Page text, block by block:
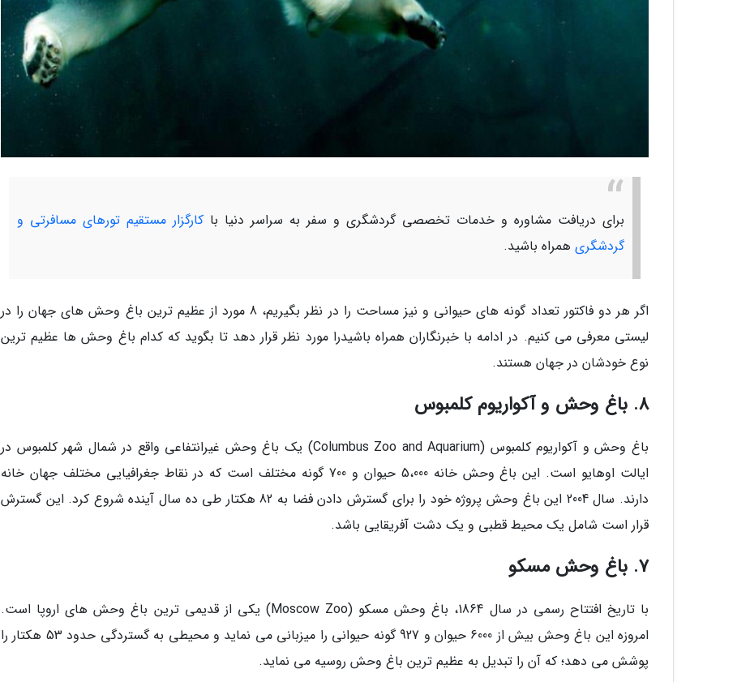
برای دریافت مشاوره و خدمات تخصصی گردشگری و سفر به سراسر دنیا با کارگزار مستقیم تورهای مسافرتی و
گردشگری همراه باشید.
اگر هر دو فاکتور تعداد گونه های حیوانی و نیز مساحت را در نظر بگیریم، 8 مورد از عظیم ترین باغ وحش های جهان را در
لیستی معرفی می کنیم. در ادامه با خبرنگاران همراه باشیدرا مورد نظر قرار دهد تا بگوید که کدام باغ وحش ها عظیم ترین
نوع خودشان در جهان هستند.
8. باغ وحش و آکواریوم کلمبوس
باغ وحش و آکواریوم کلمبوس (Columbus Zoo and Aquarium) یک باغ وحش غیرانتفاعی واقع در شمال شهر کلمبوس در
ایالت اوهایو است. این باغ وحش خانه 5،000 حیوان و 700 گونه مختلف است که در نقاط جغرافیایی مختلف جهان خانه
دارند. سال 2004 این باغ وحش پروژه خود را برای گسترش دادن فضا به 82 هکتار طی ده سال آینده شروع کرد. این گسترش
قرار است شامل یک محیط قطبی و یک دشت آفریقایی باشد.
7. باغ وحش مسکو
با تاریخ افتتاح رسمی در سال 1864، باغ وحش مسکو (Moscow Zoo) یکی از قدیمی ترین باغ وحش های اروپا است.
امروزه این باغ وحش بیش از 6000 حیوان و 927 گونه حیوانی را میزبانی می نماید و محیطی به گستردگی حدود 53 هکتار را
پوشش می دهد؛ که آن را تبدیل به عظیم ترین باغ وحش روسیه می نماید.